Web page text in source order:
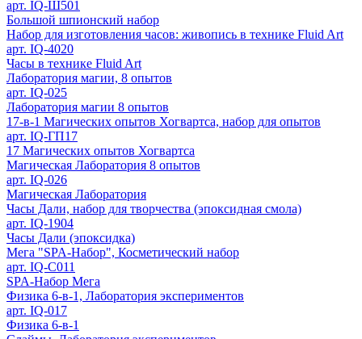
арт. IQ-Ш501
Большой шпионский набор
Набор для изготовления часов: живопись в технике Fluid Art
арт. IQ-4020
Часы в технике Fluid Art
Лаборатория магии, 8 опытов
арт. IQ-025
Лаборатория магии 8 опытов
17-в-1 Магических опытов Хогвартса, набор для опытов
арт. IQ-ГП17
17 Магических опытов Хогвартса
Магическая Лаборатория 8 опытов
арт. IQ-026
Магическая Лаборатория
Часы Дали, набор для творчества (эпоксидная смола)
арт. IQ-1904
Часы Дали (эпоксидка)
Мега "SPA-Набор", Косметический набор
арт. IQ-С011
SPA-Набор Мега
Физика 6-в-1, Лаборатория экспериментов
арт. IQ-017
Физика 6-в-1